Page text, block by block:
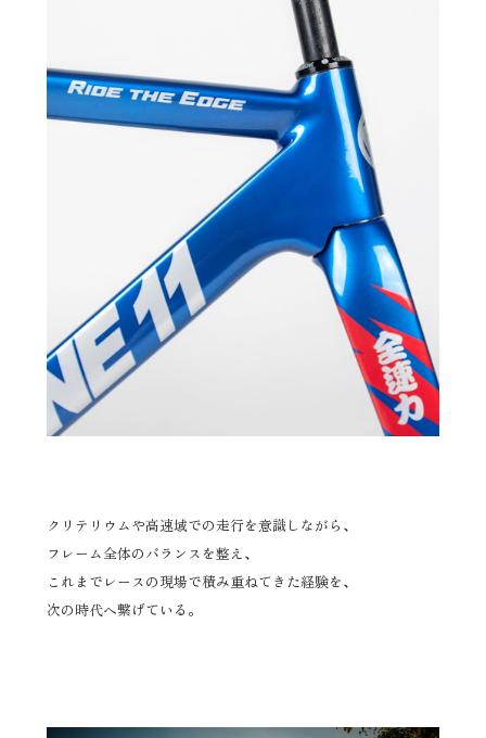
クリテリウムや高速域での走行を意識しながら、
フレーム全体のバランスを整え、
これまでレースの現場で積み重ねてきた経験を、
次の時代へ繋げている。